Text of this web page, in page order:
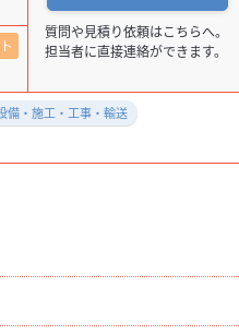
質問や見積り依頼はこちらへ。
担当者に直接連絡ができます。
備・施工・工事・輸送